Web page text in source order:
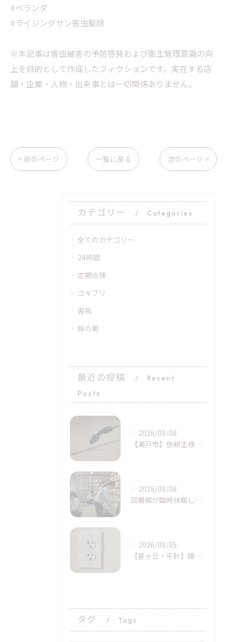
#ベランダ
#ライジングサン害虫駆除
※本記事は害虫被害の予防啓発および衛生管理意識の向
上を目的として作成したフィクションです。実在する店
舗・企業・人物・出来事とは一切関係ありません。
< 前のページ 一覧に戻る 次のページ >
カテゴリー Categories
全てのカテゴリー
24時間
定期点検
ゴキブリ
害鳥
蜂の巣
最近の投稿
Recent
Posts
2026/08/08
​【瀬戸市】依頼主様の完璧に近い初期対応！シバンムシ駆除の「プロによる追加施工」｜天白区ライジング・サン
2026/08/08
図書館が臨時休館したトコジラミ問題とは？家庭でも注意｜天白区塩釜口
2026/08/05
【星ヶ丘・平針】模様替えで気付いた…コンセントの「消えない黒い点」｜トコジラミのサインかもしれません
タグ Tags